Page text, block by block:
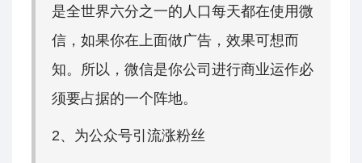
是全世界六分之一的人口每天都在使用微
信，如果你在上面做广告，效果可想而
知。所以，微信是你公司进行商业运作必
须要占据的一个阵地。
2、为公众号引流涨粉丝